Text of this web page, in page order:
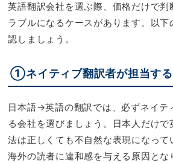
英語翻訳会社を選ぶ際、価格だけで判
ラブルになるケースがあります。以
認しましょう。
①ネイティブ翻訳者が担当す
日本語→英語の翻訳では、必ずネイテ
る会社を選びましょう。日本人だけで
法は正しくても不自然な表現になって
海外の読者に違和感を与える原因とな